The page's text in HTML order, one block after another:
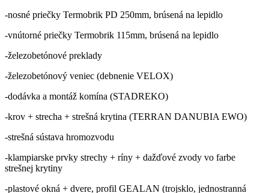
-nosné priečky Termobrik PD 250mm, brúsená na lepidlo
-vnútorné priečky Termobrik 115mm, brúsená na lepidlo
-železobetónové preklady
-železobetónový veniec (debnenie VELOX)
-dodávka a montáž komína (STADREKO)
-krov + strecha + strešná krytina (TERRAN DANUBIA EWO)
-strešná sústava hromozvodu
-klampiarske prvky strechy + ríny + dažďové zvody vo farbe
strešnej krytiny
-plastové okná + dvere, profil GEALAN (trojsklo, jednostranná